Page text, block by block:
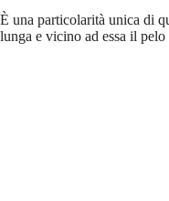
È una particolarità unica di
lunga e vicino ad essa il